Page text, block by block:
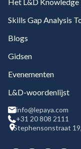
Skills Gap Analysis
Blogs
Gidsen
Evenementen
L&D-woordenlijst
info@lepaya.com
+31 20 808 2111
Stephensonstraat